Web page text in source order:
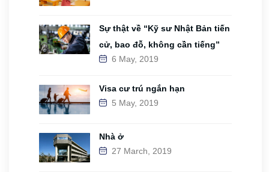
Sự thật về “Kỹ sư Nhật Bản tiến
cử, bao đỗ, không cần tiếng”
6 May, 2019
Visa cư trú ngắn hạn
5 May, 2019
Nhà ở
27 March, 2019